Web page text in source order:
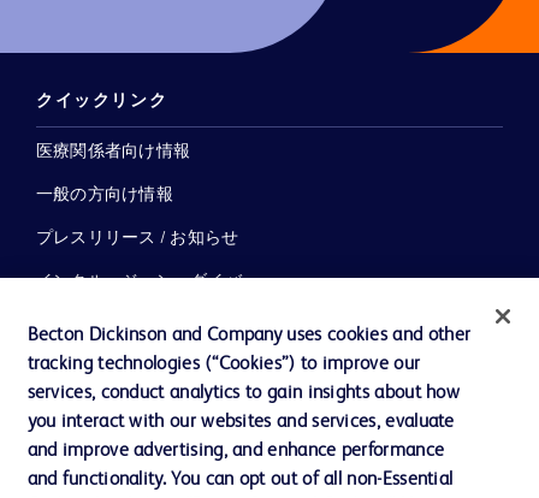
クイックリンク
医療関係者向け情報
一般の方向け情報
プレスリリース / お知らせ
インクルージョン、ダイバー
会社案内
お問い合わせ
Becton Dickinson and Company uses cookies and other
tracking technologies (“Cookies”) to improve our
services, conduct analytics to gain insights about how
you interact with our websites and services, evaluate
and improve advertising, and enhance performance
and functionality. You can opt out of all non-Essential